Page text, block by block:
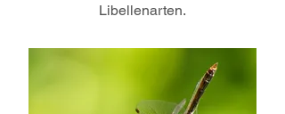
Libellenarten.